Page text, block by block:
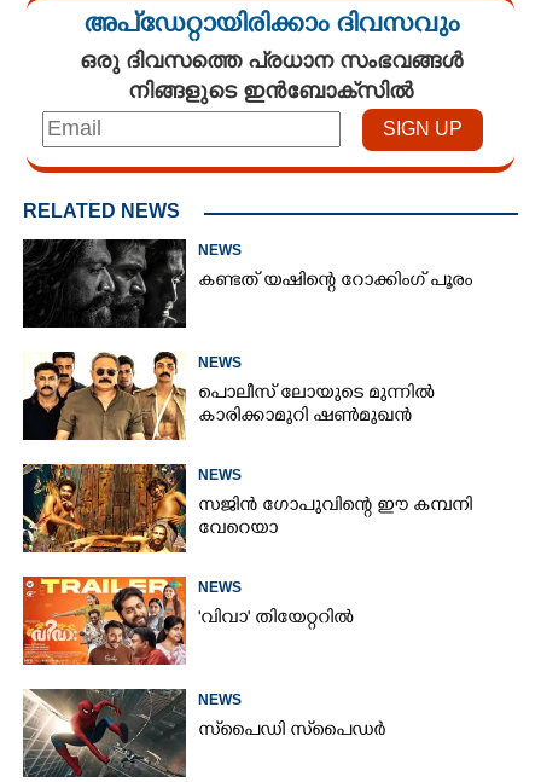
അപ്ഡേറ്റായിരിക്കാം ദിവസവും
ഒരു ദിവസത്തെ പ്രധാന സംഭവങ്ങൾ
നിങ്ങളുടെ ഇൻബോക്സിൽ
RELATED NEWS
NEWS
കണ്ടത് യഷിന്റെ റോക്കിംഗ് പൂരം
NEWS
പൊലീസ് ലോയുടെ മുന്നിൽ
കാരിക്കാമുറി ഷൺമുഖൻ
NEWS
സജിൻ ഗോപുവിന്റെ ഈ കമ്പനി
വേറെയാ
NEWS
'വിവാ' തിയേറ്ററിൽ
NEWS
സ്‌പൈ‌ഡി സ്‌പൈ‌ഡർ